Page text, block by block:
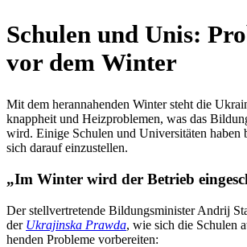
Schulen und Unis:
vor dem Winter
Mit dem her­an­na­hen­den Winter steht die
knapp­heit und Heiz­pro­ble­men, was das
wird. Einige Schulen und Uni­ver­si­tä­ten haben
sich darauf einzustellen.
„Im Winter wird der Betrieb
Der stell­ver­tre­tende Bil­dungs­mi­nis­ter Andrij
der Ukra­jinska Prawda, wie sich die Schulen
hen­den Pro­bleme vorbereiten: